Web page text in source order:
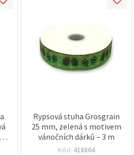
Rypsová stuha Grosgrain
25 mm, zelená s motivem
vánočních dárků – 3 m
Kód: 418864